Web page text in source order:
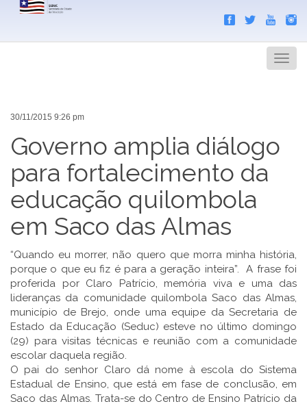
Menu
30/11/2015 9:26 pm
Governo amplia diálogo
para fortalecimento da
educação quilombola
em Saco das Almas
“Quando eu morrer, não quero que morra minha história,
porque o que eu fiz é para a geração inteira”. A frase foi
proferida por Claro Patrício, memória viva e uma das
lideranças da comunidade quilombola Saco das Almas,
município de Brejo, onde uma equipe da Secretaria de
Estado da Educação (Seduc) esteve no último domingo
(29) para visitas técnicas e reunião com a comunidade
escolar daquela região.
O pai do senhor Claro dá nome à escola do Sistema
Estadual de Ensino, que está em fase de conclusão, em
Saco das Almas. Trata-se do Centro de Ensino Patrício da